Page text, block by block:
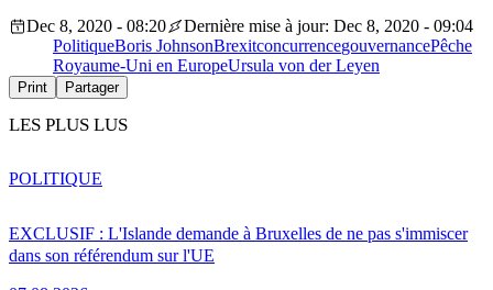
Dec 8, 2020 - 08:20
Dernière mise à jour: Dec 8, 2020 - 09:04
PolitiqueBoris JohnsonBrexitconcurrencegouvernancePêche
Royaume-Uni en EuropeUrsula von der Leyen
Print Partager
LES PLUS LUS
EXCLUSIF : L'Islande demande à Bruxelles de ne pas s'immiscer
dans son référendum sur l'UE
POLITIQUE